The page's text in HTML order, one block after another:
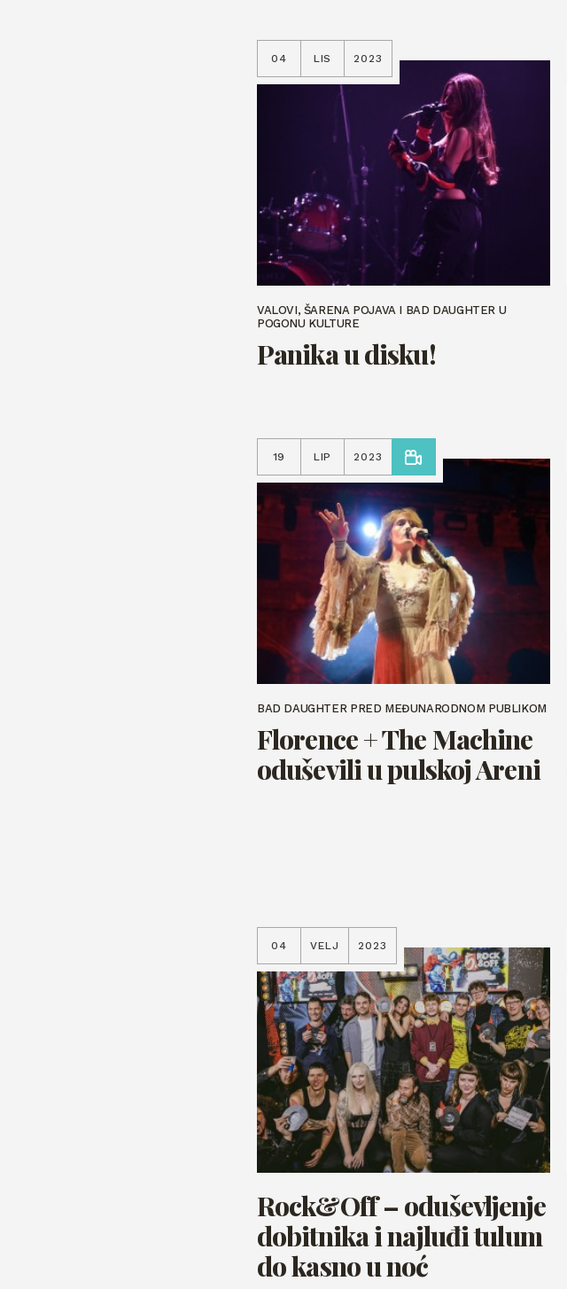
04 LIS 2023
VALOVI, ŠARENA POJAVA I BAD DAUGHTER U
POGONU KULTURE
Panika u disku!
19 LIP 2023
BAD DAUGHTER PRED MEĐUNARODNOM PUBLIKOM
Florence + The Machine
oduševili u pulskoj Areni
04 VELJ 2023
Rock&Off – oduševljenje
dobitnika i najluđi tulum
do kasno u noć